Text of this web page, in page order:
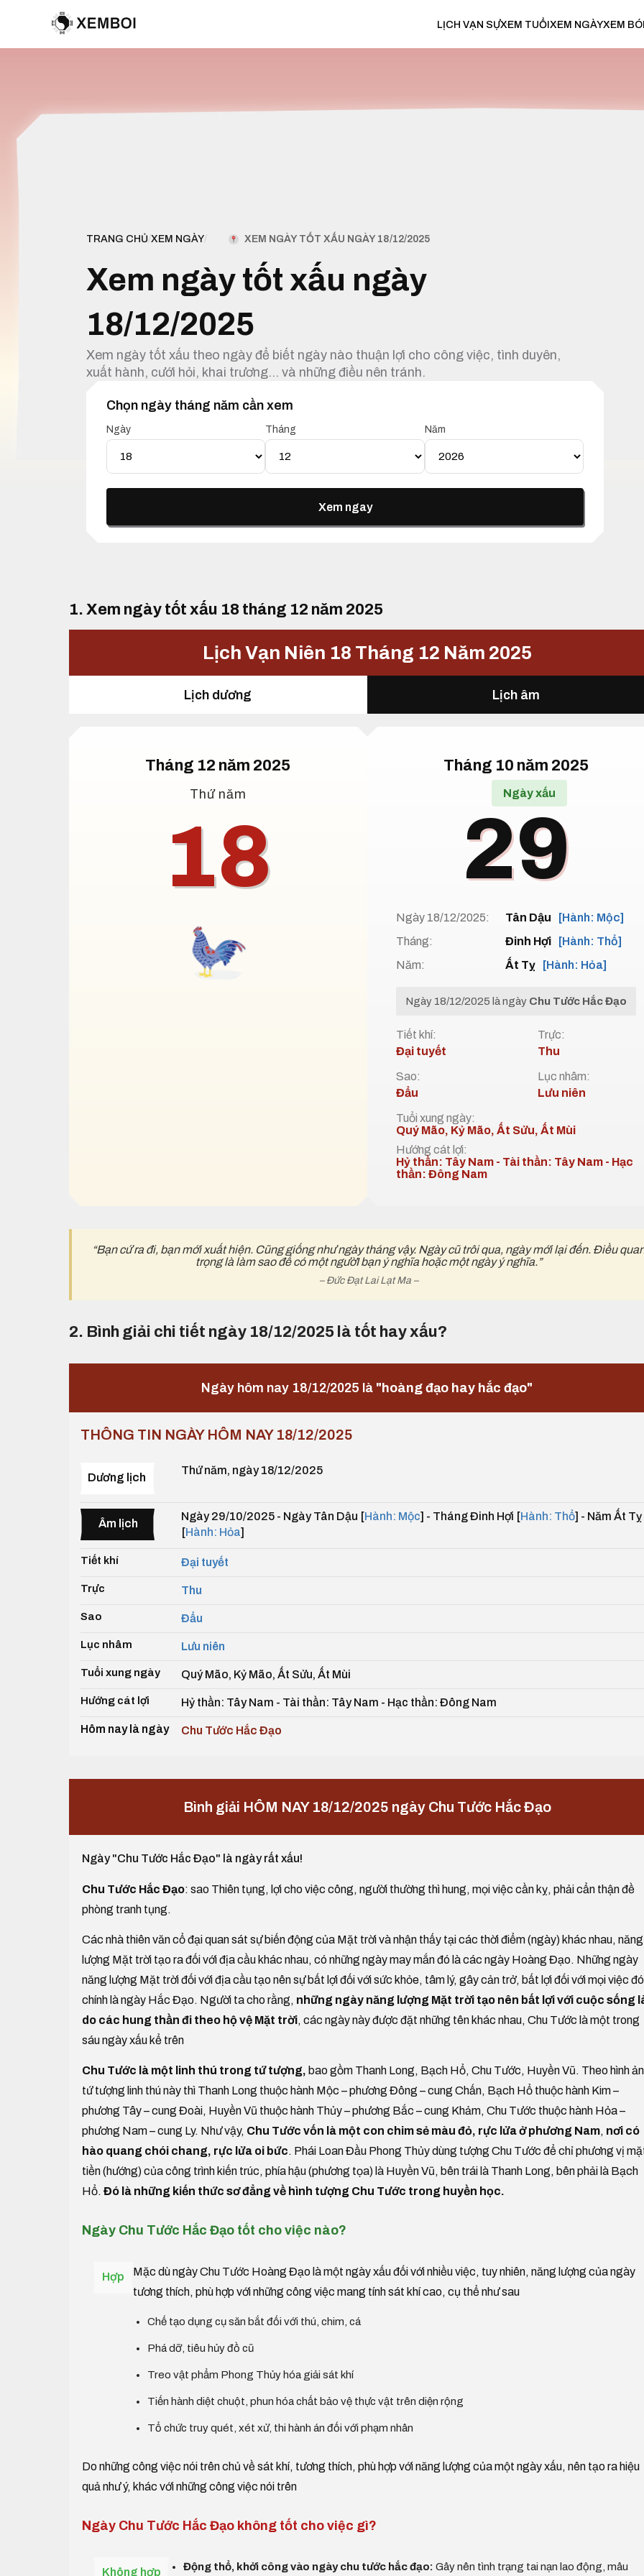
LỊCH VẠN SỰXEM TUỔI XEM NGÀYXEM
TRANG CHỦ/XEM NGÀY/ XEM NGÀY TỐT XẤU NGÀY 18/12/2025
Xem ngày tốt xấu ngày
18/12/2025
Xem ngày tốt xấu theo ngày để biết ngày nào thuận lợi cho công việc, tình duyên,
xuất hành, cưới hỏi, khai trương… và những điều nên tránh.
Chọn ngày tháng năm cần xem
Ngày Tháng Năm
Xem ngay
1. Xem ngày tốt xấu 18 tháng 12 năm 2025
Lịch Vạn Niên 18 Tháng 12 Năm 2025
Lịch dương Lịch âm
Tháng 12 năm 2025
Thứ năm
18
Tháng 10 năm 2025
Ngày xấu
29
Ngày 18/12/2025: Tân Dậu
[Hành: Mộc]
Tháng:
Đinh Hợi
[Hành: Thổ]
Năm:
Ất Tỵ [Hành: Hỏa]
Ngày 18/12/2025 là ngày Chu Tước Hắc Đạo
Tiết khí:
Đại tuyết
Trực:
Thu
Sao:
Đẩu
Lục nhâm:
Lưu niên
Tuổi xung ngày:
Quý Mão, Kỷ Mão, Ất Sửu, Ất Mùi
Hướng cát lợi:
Hỷ thần: Tây Nam - Tài thần: Tây Nam - Hạc
thần: Đông Nam
“Bạn cứ ra đi, bạn mới xuất hiện. Cũng giống như ngày tháng vậy. Ngày cũ trôi qua, ngày mới lại đến. Điều
trọng là làm sao để có một ngườI bạn ý nghĩa hoặc một ngày ý nghĩa.”
– Đức Đạt Lai Lạt Ma –
2. Bình giải chi tiết ngày 18/12/2025 là tốt hay xấu?
Ngày hôm nay 18/12/2025 là "hoàng đạo hay hắc đạo"
THÔNG TIN NGÀY HÔM NAY 18/12/2025
Dương lịch
Thứ năm, ngày 18/12/2025
Âm lịch
Ngày 29/10/2025 - Ngày Tân Dậu [Hành: Mộc] - Tháng Đinh Hợi [Hành: Thổ] - Năm Ất Tỵ
[Hành: Hỏa]
Tiết khí Đại tuyết
Trực Thu
Sao Đẩu
Lục nhâm Lưu niên
Tuổi xung ngày Quý Mão, Kỷ Mão, Ất Sửu, Ất Mùi
Hướng cát lợi Hỷ thần: Tây Nam - Tài thần: Tây Nam - Hạc thần: Đông Nam
Hôm nay là ngày Chu Tước Hắc Đạo
Bình giải HÔM NAY 18/12/2025 ngày Chu Tước Hắc Đạo
Ngày "Chu Tước Hắc Đạo" là ngày rất xấu!
Chu Tước Hắc Đạo: sao Thiên tụng, lợi cho việc công, người thường thì hung, mọi việc cần kỵ, phải cẩn thận đề
phòng tranh tụng.
Các nhà thiên văn cổ đại quan sát sự biến động của Mặt trời và nhận thấy tại các thời điểm (ngày) khác nhau, năng
lượng Mặt trời tạo ra đối với địa cầu khác nhau, có những ngày may mắn đó là các ngày Hoàng Đạo. Những ngày
năng lượng Mặt trời đối với địa cầu tạo nên sự bất lợi đối với sức khỏe, tâm lý, gây cản trở, bất lợi đối với mọi việc đó
chính là ngày Hắc Đạo. Người ta cho rằng, những ngày năng lượng Mặt trời tạo nên bất lợi với cuộc sống
do các hung thần đi theo hộ vệ Mặt trời, các ngày này được đặt những tên khác nhau, Chu Tước là một trong
sáu ngày xấu kể trên
Chu Tước là một linh thú trong tứ tượng, bao gồm Thanh Long, Bạch Hổ, Chu Tước, Huyền Vũ. Theo hình
tứ tượng linh thú này thì Thanh Long thuộc hành Mộc – phương Đông – cung Chấn, Bạch Hổ thuộc hành Kim –
phương Tây – cung Đoài, Huyền Vũ thuộc hành Thủy – phương Bắc – cung Khảm, Chu Tước thuộc hành Hỏa –
phương Nam – cung Ly. Như vậy, Chu Tước vốn là một con chim sẻ màu đỏ, rực lửa ở phương Nam, nơi có
hào quang chói chang, rực lửa oi bức. Phái Loan Đầu Phong Thủy dùng tượng Chu Tước để chỉ phương vị
tiền (hướng) của công trình kiến trúc, phía hậu (phương tọa) là Huyền Vũ, bên trái là Thanh Long, bên phải là Bạch
Hổ. Đó là những kiến thức sơ đẳng về hình tượng Chu Tước trong huyền học.
Ngày Chu Tước Hắc Đạo tốt cho việc nào?
Hợp
Mặc dù ngày Chu Tước Hoàng Đạo là một ngày xấu đối với nhiều việc, tuy nhiên, năng lượng của ngày
tương thích, phù hợp với những công việc mang tính sát khí cao, cụ thể như sau
Chế tạo dụng cụ săn bắt đối với thú, chim, cá
Phá dỡ, tiêu hủy đồ cũ
Treo vật phẩm Phong Thủy hóa giải sát khí
Tiến hành diệt chuột, phun hóa chất bảo vệ thực vật trên diện rộng
Tổ chức truy quét, xét xử, thi hành án đối với phạm nhân
Do những công việc nói trên chủ về sát khí, tương thích, phù hợp với năng lượng của một ngày xấu, nên tạo ra hiệu
quả như ý, khác với những công việc nói trên
Ngày Chu Tước Hắc Đạo không tốt cho việc gì?
Không hợp Động thổ, khởi công vào ngày chu tước hắc đạo: Gây nên tình trạng tai nạn lao động, mâu